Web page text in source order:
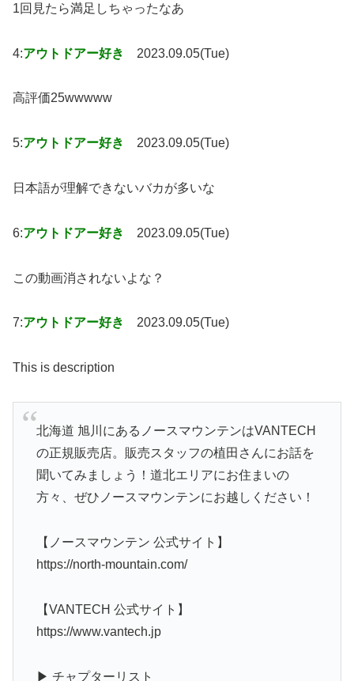
1回見たら満足しちゃったなあ
4:アウトドアー好き 2023.09.05(Tue)
高評価25wwwww
5:アウトドアー好き 2023.09.05(Tue)
日本語が理解できないバカが多いな
6:アウトドアー好き 2023.09.05(Tue)
この動画消されないよな？
7:アウトドアー好き 2023.09.05(Tue)
This is description
北海道 旭川にあるノースマウンテンはVANTECH
の正規販売店。販売スタッフの植田さんにお話を
聞いてみましょう！道北エリアにお住まいの
方々、ぜひノースマウンテンにお越しください！
【ノースマウンテン 公式サイト】
https://north-mountain.com/
【VANTECH 公式サイト】
https://www.vantech.jp
▶︎ チャプターリスト